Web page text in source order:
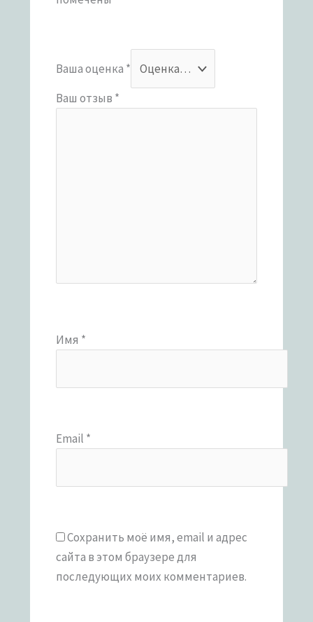
Ваша оценка *
Ваш отзыв *
Имя *
Email *
Сохранить моё имя, email и адрес
сайта в этом браузере для
последующих моих комментариев.